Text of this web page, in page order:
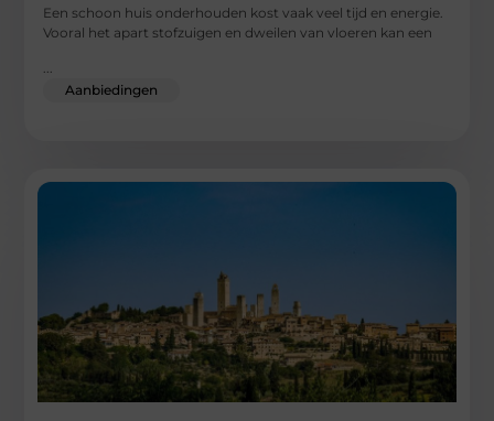
Een schoon huis onderhouden kost vaak veel tijd en energie.
Vooral het apart stofzuigen en dweilen van vloeren kan een
...
Aanbiedingen